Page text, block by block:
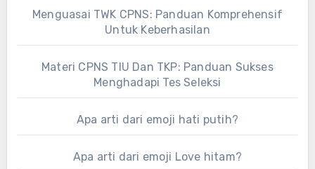
Menguasai TWK CPNS: Panduan Komprehensif
Untuk Keberhasilan
Materi CPNS TIU Dan TKP: Panduan Sukses
Menghadapi Tes Seleksi
Apa arti dari emoji hati putih?
Apa arti dari emoji Love hitam?